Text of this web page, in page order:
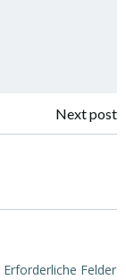
Next post
Erforderliche Felder